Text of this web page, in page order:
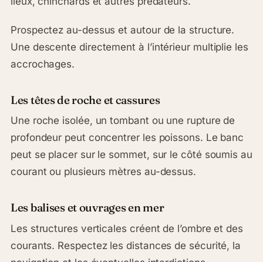
Prospectez au-dessus et autour de la structure.
Une descente directement à l’intérieur multiplie les
accrochages.
Les têtes de roche et cassures
Une roche isolée, un tombant ou une rupture de
profondeur peut concentrer les poissons. Le banc
peut se placer sur le sommet, sur le côté soumis au
courant ou plusieurs mètres au-dessus.
Les balises et ouvrages en mer
Les structures verticales créent de l’ombre et des
courants. Respectez les distances de sécurité, la